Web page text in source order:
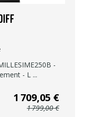
-
- L ...
1 709,05 €
1 799,00 €